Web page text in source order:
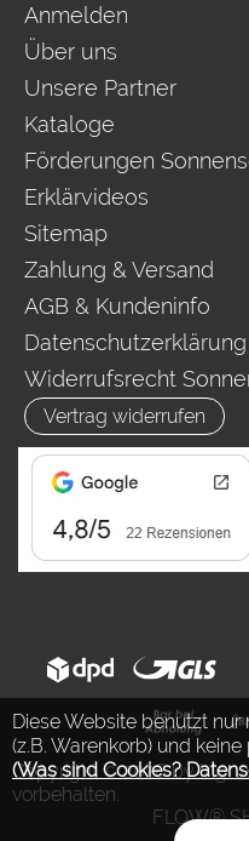
Diese Website benutzt
(z.B. Warenkorb) und
(Was sind Cookies?
Anmelden
Über uns
Unsere Partner
Kataloge
Förderungen
Erklärvideos
Sitemap
Zahlung & Versand
AGB & Kundeninfo
Datenschutzerklärung
Widerrufsrecht
Vertrag widerrufen
Copyright © 2026 by Ing.
vorbehalten.
FLOW®